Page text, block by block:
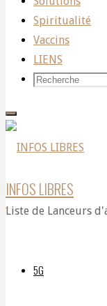
Spiritualité
Vaccins
LIENS
Recherche
Recherche
INFOS LIBRES
Liste de Lanceurs
5G